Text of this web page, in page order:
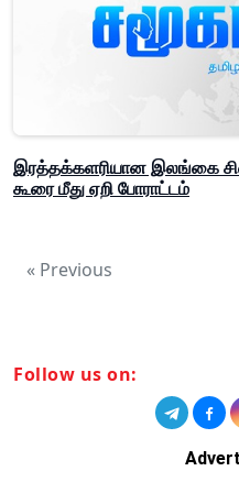
இரத்தக்களரியான இலங்கை
கூரை மீது ஏறி போராட்டம்
« Previous
Follow us on: